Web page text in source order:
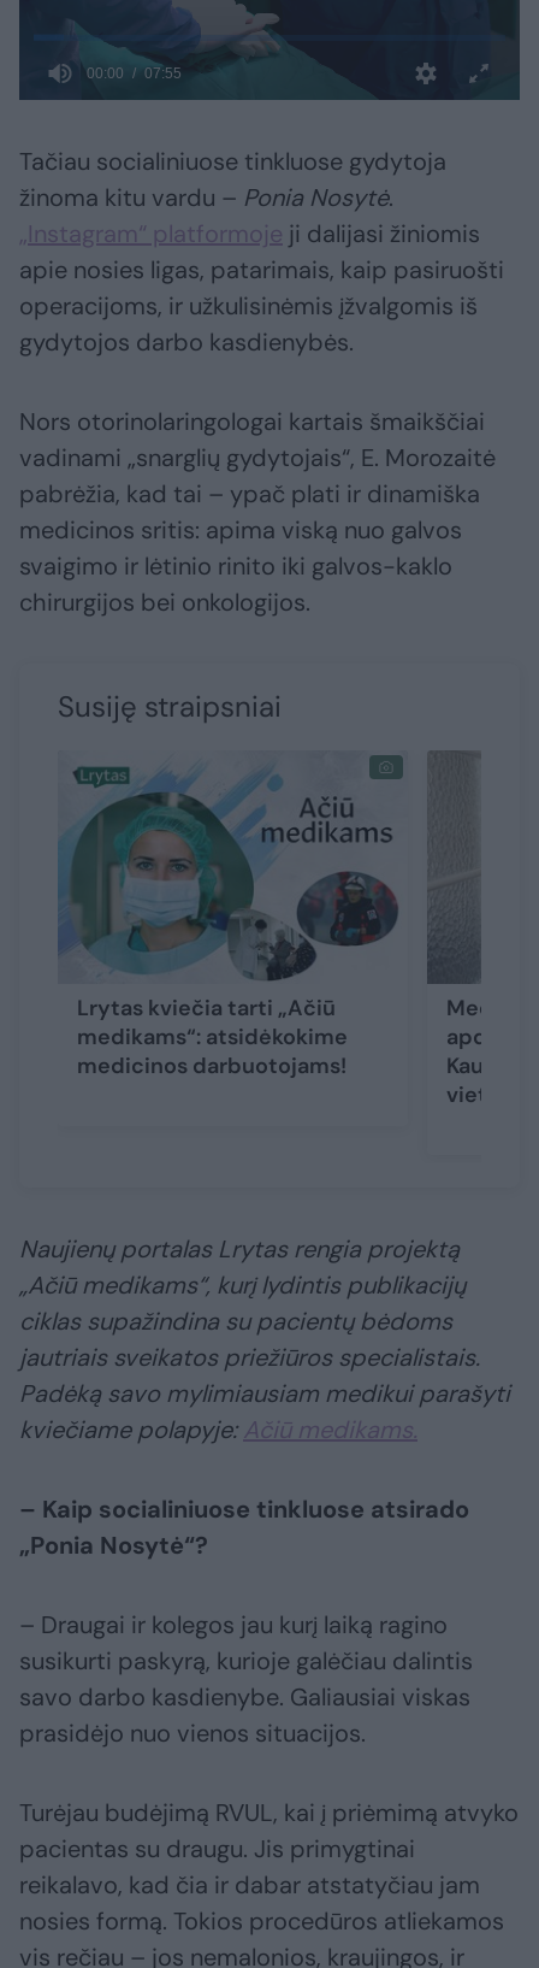
Tačiau socialiniuose tinkluose gydytoja
žinoma kitu vardu – Ponia Nosytė.
„Instagram“ platformoje ji dalijasi žiniomis
apie nosies ligas, patarimais, kaip pasiruošti
operacijoms, ir užkulisinėmis įžvalgomis iš
gydytojos darbo kasdienybės.
Nors otorinolaringologai kartais šmaikščiai
vadinami „snarglių gydytojais“, E. Morozaitė
pabrėžia, kad tai – ypač plati ir dinamiška
medicinos sritis: apima viską nuo galvos
svaigimo ir lėtinio rinito iki galvos-kaklo
chirurgijos bei onkologijos.
Susiję straipsniai
Lrytas kviečia tarti „Ačiū
medikams“: atsidėkokime
medicinos darbuotojams!
Medikė
Kauno
vietos
Naujienų portalas Lrytas rengia projektą
„Ačiū medikams“, kurį lydintis publikacijų
ciklas supažindina su pacientų bėdoms
jautriais sveikatos priežiūros specialistais.
Padėką savo mylimiausiam medikui parašyti
kviečiame polapyje:Ačiū medikams.
– Kaip socialiniuose tinkluose atsirado
„Ponia Nosytė“?
– Draugai ir kolegos jau kurį laiką ragino
susikurti paskyrą, kurioje galėčiau dalintis
savo darbo kasdienybe. Galiausiai viskas
prasidėjo nuo vienos situacijos.
Turėjau budėjimą RVUL, kai į priėmimą atvyko
pacientas su draugu. Jis primygtinai
reikalavo, kad čia ir dabar atstatyčiau jam
nosies formą. Tokios procedūros atliekamos
vis rečiau – jos nemalonios, kraujingos, ir